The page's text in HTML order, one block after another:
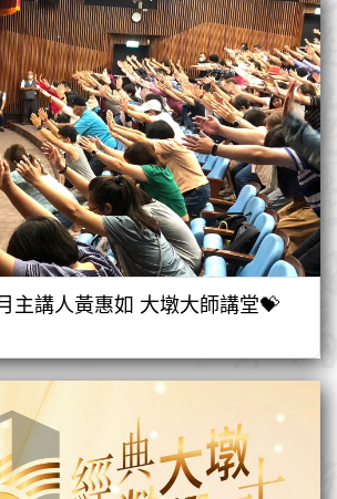
主講人黃惠如 大墩大師講堂💝